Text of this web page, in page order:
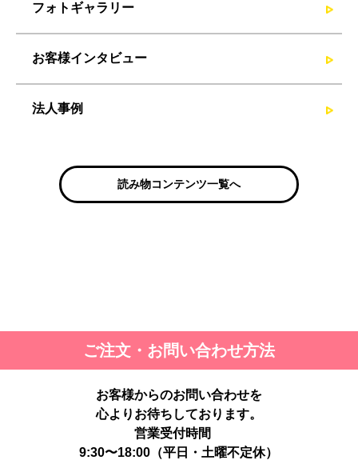
フォトギャラリー
お客様インタビュー
法人事例
読み物コンテンツ一覧へ
ご注文・お問い合わせ方法
お客様からのお問い合わせを
心よりお待ちしております。
営業受付時間
9:30〜18:00（平日・土曜不定休）